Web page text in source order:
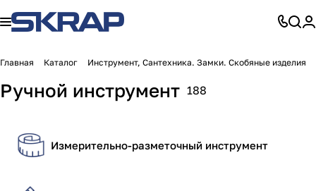
Главная Каталог Инструмент, Сантехника. Замки. Скобяные изделия
Ручной инструмент 188
Измерительно-разметочный инструмент